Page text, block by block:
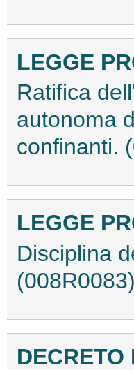
LEGGE
Ratifica
autonoma
confinanti.
LEGGE
Disciplina
(008R0083)